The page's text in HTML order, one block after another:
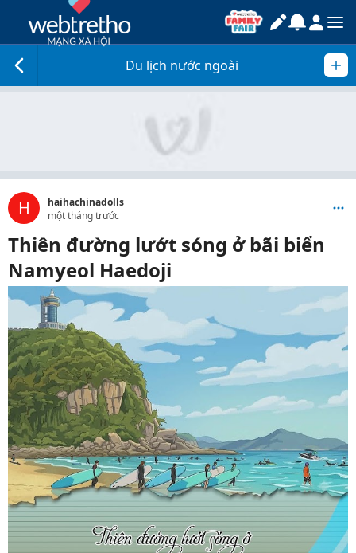
Du lịch nước ngoài
H
haihachinadolls
một tháng trước
Thiên đường lướt sóng ở bãi biển
Namyeol Haedoji